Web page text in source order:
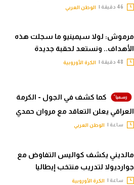
الوطن العربي
مرموش: لولا سيمينيو ما سجلت هذه
الأهداف.. ونستعد لحقبة جديدة
الكرة الأوروبية
كما كشف في الجول - الكرمة
العراقي يعلن التعاقد مع مروان حمدي
ساعة | الوطن العربي
مالديني يكشف كواليس التفاوض مع
جوارديولا لتدريب منتخب إيطاليا
ساعة | الكرة الأوروبية